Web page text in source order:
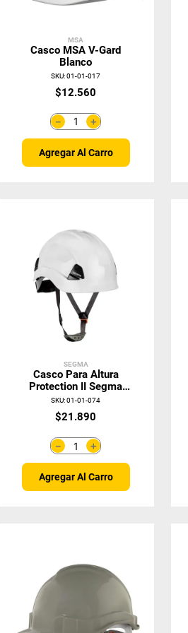
MSA
Casco MSA V-Gard
Blanco
SKU:01-01-017
$12.560
＋
－
Agregar Al Carro
SEGMA
Casco Para Altura
Protection II Segma
Blanco 42301023
SKU:01-01-074
$21 .890
＋
－
Agregar Al Carro